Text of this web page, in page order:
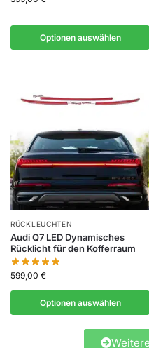
Optionen auswählen
RÜCKLEUCHTEN
Audi Q7 LED Dynamisches
Rücklicht für den Kofferraum
599,00 €
Optionen auswählen